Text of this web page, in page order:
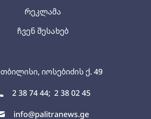
თბილისი, იოსებიძის ქ. 49
2 38 74 44; 2 38 02 45
info@palitranews.ge
რეკლამა
ჩვენ შესახებ